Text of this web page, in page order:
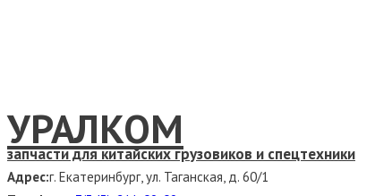
УРАЛКОМ
запчасти для китайских грузовиков и спецтехники
Адрес:г. Екатеринбург, ул. Таганская, д. 60/1